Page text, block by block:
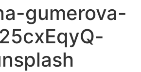
gumerova-